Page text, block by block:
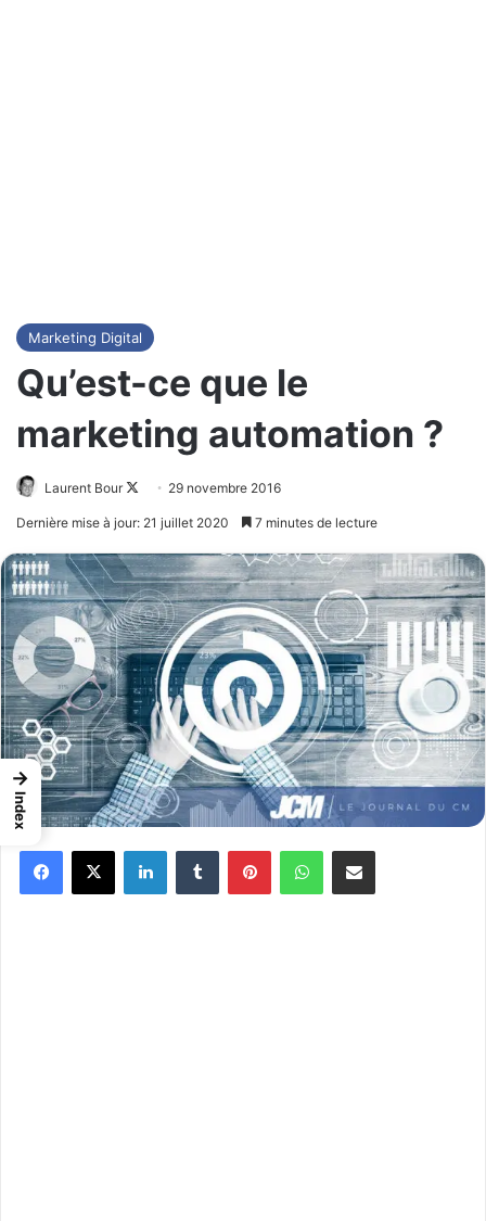
Marketing Digital
Qu’est-ce que le
marketing automation ?
Laurent Bour
Follow29 novembre 2016
Dernière mise à jour: 21 juillet 2020 7 minutes de lecture
→
Index